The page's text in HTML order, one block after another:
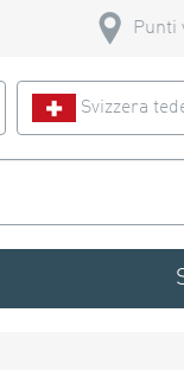
Punti
Svizzera